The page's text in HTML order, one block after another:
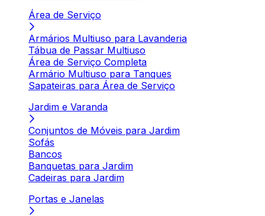
Área de Serviço
Armários Multiuso para Lavanderia
Tábua de Passar Multiuso
Área de Serviço Completa
Armário Multiuso para Tanques
Sapateiras para Área de Serviço
Jardim e Varanda
Conjuntos de Móveis para Jardim
Sofás
Bancos
Banquetas para Jardim
Cadeiras para Jardim
Portas e Janelas